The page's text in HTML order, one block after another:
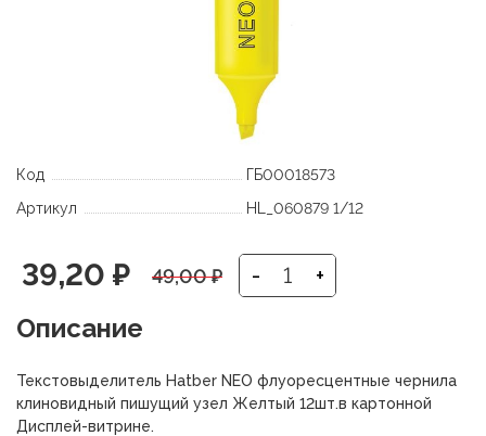
Код
ГБ00018573
Артикул
HL_060879 1/12
49,00₽
Первоначальная
цена
составляла
49,00 ₽.
39,20 ₽
Текущая
цена:
39,20 ₽.
- +
Описание
Текстовыделитель Hatber NEO флуоресцентные чернила
клиновидный пишущий узел Желтый 12шт.в картонной
Дисплей-витрине.